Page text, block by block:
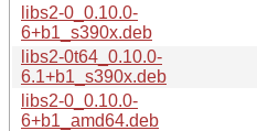
libs2-0_0.10.0-
6+b1_s390x.deb
libs2-0t64_0.10.0-
6.1+b1_s390x.deb
libs2-0_0.10.0-
6+b1_amd64.deb